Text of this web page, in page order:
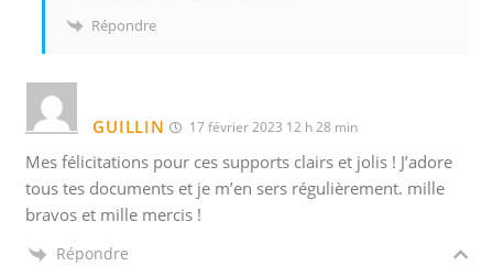
Répondre
GUILLIN 17 février 2023 12 h 28 min
Mes félicitations pour ces supports clairs et jolis ! J’adore
tous tes documents et je m’en sers régulièrement. mille
bravos et mille mercis !
Répondre